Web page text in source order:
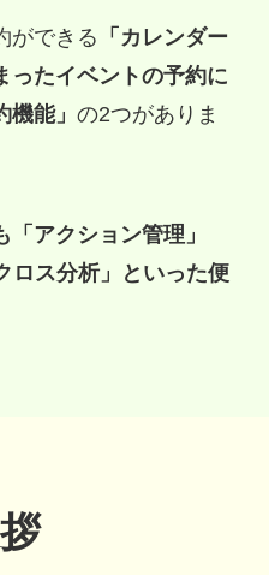
ができる 「カレンダー
ったイベントの予約に
能」 の2つがありま
「アクション管理」
ロス分析」といった便